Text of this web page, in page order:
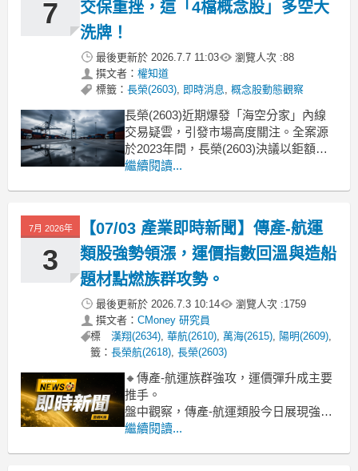
7
交保重挫，這「4檔概念股」多空大
洗牌！
最後更新於 2026.7.7 11:03 瀏覽人次 :88
撰文者： 權知道
標籤： 長榮(2603), 即時消息, 概念股動態觀察
長榮(2603)近期爆發「海空分家」內線
交易疑雲，引發市場高度關注。全案源
於2023年間，長榮(2603)決議以鉅額交
易方式處分長榮航空股票高達37.54萬
前的禁止交易期間大量買進自家股票，
涉嫌違反證券交易法。經漏夜偵訊後，
董事
繼續閱讀...
7月 2026年
3
【07/03 產業即時新聞】傳產-航運
類股強勢領漲，運價指數回溫與造船
題材點燃族群攻勢。
最後更新於 2026.7.3 10:14 瀏覽人次 :1759
撰文者： CMoney 研究員
標
籤：
漢翔(2634),華航(2610),萬海(2615), 陽明(2609),
長榮航(2618),長榮(2603)
🔸傳產-航運族群強攻，運價彈升成主要
推手。
盤中觀察，傳產-航運類股今日展現強勁
漲勢，整體類股漲幅達3.75%。從個股表
繼續閱讀...